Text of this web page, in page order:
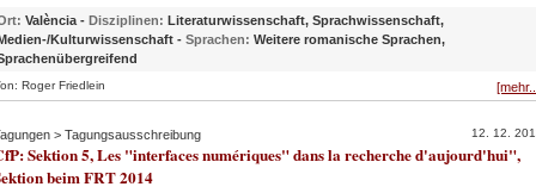
València - Disziplinen: Literaturwissenschaft, Sprachwissenschaft,
Kulturwissenschaft - Sprachen: Weitere romanische Sprachen,
Roger Friedlein
> Tagungsausschreibung 12. 12.
Sektion 5, Les "interfaces numériques" dans la recherche d'aujourd'hui",
beim FRT 2014